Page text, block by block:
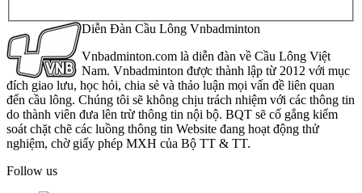
Diễn Đàn Cầu Lông Vnbadminton
Vnbadminton.com là diễn đàn về Cầu Lông Việt
Nam. Vnbadminton được thành lập từ 2012 với mục
đích giao lưu, học hỏi, chia sẻ và thảo luận mọi vấn đề liên quan
đến cầu lông. Chúng tôi sẽ không chịu trách nhiệm với các thông tin
do thành viên đưa lên trừ thông tin nội bộ. BQT sẽ cố gắng kiểm
soát chặt chẽ các luồng thông tin Website đang hoạt động thử
nghiệm, chờ giấy phép MXH của Bộ TT & TT.
Follow us